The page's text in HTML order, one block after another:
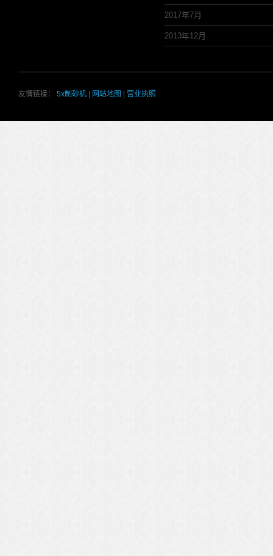
2017年7月
2013年12月
友情链接： 5x制砂机 网站地图 营业执照